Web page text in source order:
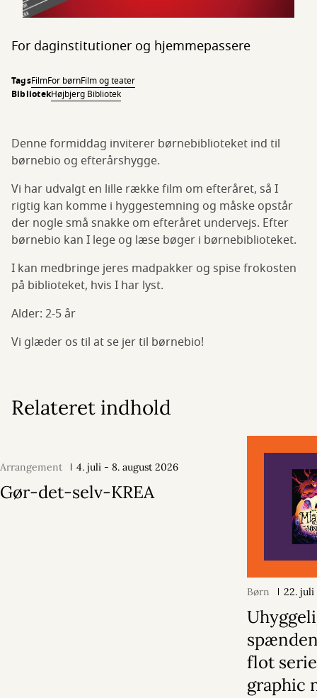
For daginstitutioner og hjemmepassere
TagsFilmFor børnFilm og teater
BibliotekHøjbjerg Bibliotek
Denne formiddag inviterer børnebiblioteket ind til
børnebio og efterårshygge.
Vi har udvalgt en lille række film om efteråret, så I
rigtig kan komme i hyggestemning og måske opstår
der nogle små snakke om efteråret undervejs. Efter
børnebio kan I lege og læse bøger i børnebiblioteket.
I kan medbringe jeres madpakker og spise frokosten
på biblioteket, hvis I har lyst.
Alder: 2-5 år
Vi glæder os til at se jer til børnebio!
Relateret indhold
Arrangement 4. juli - 8. august 2026
Gør-det-selv-KREA
Børn 22. juli
flot
graphic